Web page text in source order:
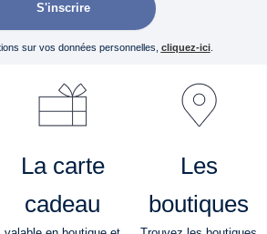
S'inscrire
sur vos données personnelles, cliquez-ici.
La carte
cadeau
Les
boutiques